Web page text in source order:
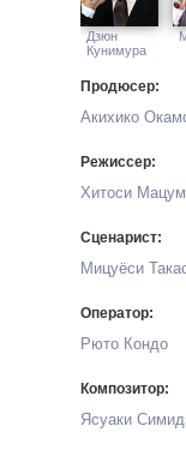
Дзюн
Кунимура
Продюсер:
Акихико
Режиссер:
Хитоси
Сценарист:
Мицуёси
Оператор:
Рюто Кондо
Композитор:
Ясуаки